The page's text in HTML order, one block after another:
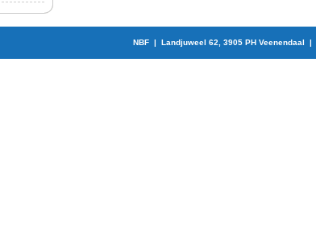
NBF | Landjuweel 62, 3905 PH Veenendaal